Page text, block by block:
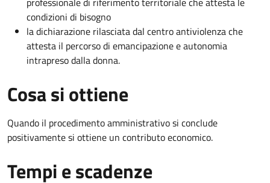
condizioni di bisogno
la dichiarazione rilasciata dal centro antiviolenza che
attesta il percorso di emancipazione e autonomia
intrapreso dalla donna.
Cosa si ottiene
Quando il procedimento amministrativo si conclude
positivamente si ottiene un contributo economico.
Tempi e scadenze